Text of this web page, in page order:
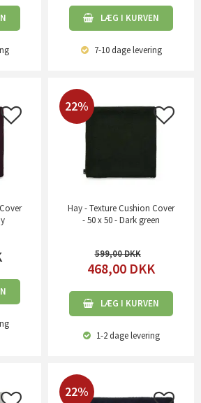
LÆG I KURVEN
7-10 dagelevering
22%
Hay - Texture Cushion Cover
- 50 x 50 - Dark green
599,00
468,00 DKK
LÆG I KURVEN
1-2 dagelevering
22%